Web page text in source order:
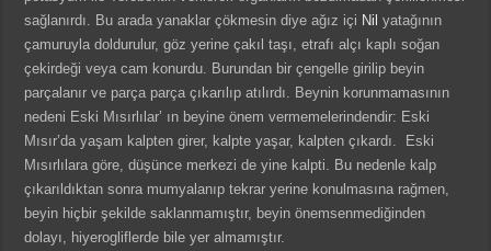
sağlanırdı. Bu arada yanaklar çökmesin diye ağız içi Nil yatağının
çamuruyla doldurulur, göz yerine çakıl taşı, etrafı alçı kaplı soğan
çekirdeği veya cam konurdu. Burundan bir çengelle girilip beyin
parçalanır ve parça parça çıkarılıp atılırdı. Beynin korunmamasının
nedeni Eski Mısırlılar’ ın beyine önem vermemelerindendir: Eski
Mısır’da yaşam kalpten girer, kalpte yaşar, kalpten çıkardı. Eski
Mısırlılara göre, düşünce merkezi de yine kalpti. Bu nedenle kalp
çıkarıldıktan sonra mumyalanıp tekrar yerine konulmasına rağmen,
beyin hiçbir şekilde saklanmamıştır, beyin önemsenmediğinden
dolayı, hiyerogliflerde bile yer almamıştır.